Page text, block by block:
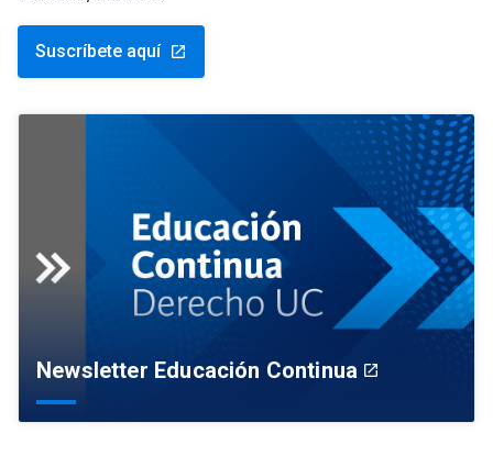
Suscríbete aquí launch
Newsletter Educación Continua launch